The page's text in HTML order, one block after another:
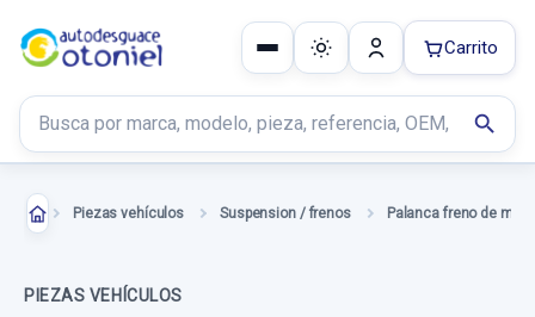
Buscar productos
search
Carrito
Piezas vehículos Suspension / frenos Palanca freno de
PIEZAS VEHÍCULOS